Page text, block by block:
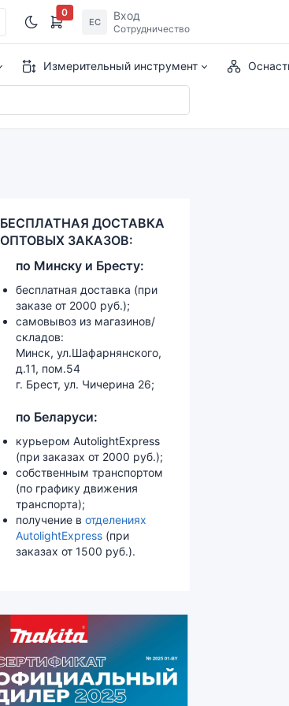
0
ЕС Вход
Сотрудничество
Измерительный инструмент
БЕСПЛАТНАЯ ДОСТАВКА
ОПТОВЫХ ЗАКАЗОВ:
по Минску и Бресту:
бесплатная доставка (при
заказе от 2000 руб.);
самовывоз из магазинов/
складов:
Минск, ул.Шафарнянского,
д.11, пом.54
г. Брест, ул. Чичерина 26;
по Беларуси:
курьером AutolightExpress
(при заказах от 2000 руб.);
собственным транспортом
(по графику движения
транспорта);
получение в отделениях
AutolightExpress (при
заказах от 1500 руб.).